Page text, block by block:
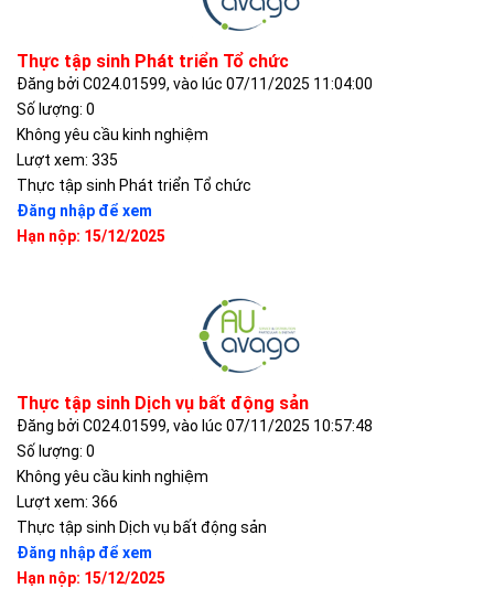
Thực tập sinh Phát triển Tổ chức
Đăng bởi C024.01599, vào lúc 07/11/2025 11:04:00
Số lượng: 0
Không yêu cầu kinh nghiệm
Lượt xem: 335
Thực tập sinh Phát triển Tổ chức
Đăng nhập để xem
Hạn nộp: 15/12/2025
Thực tập sinh Dịch vụ bất động sản
Đăng bởi C024.01599, vào lúc 07/11/2025 10:57:48
Số lượng: 0
Không yêu cầu kinh nghiệm
Lượt xem: 366
Thực tập sinh Dịch vụ bất động sản
Đăng nhập để xem
Hạn nộp: 15/12/2025